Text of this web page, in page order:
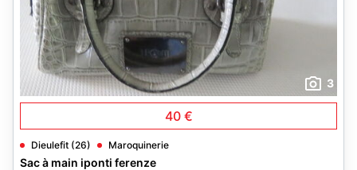
3
40 €
Dieulefit (26) Maroquinerie
Sac à main iponti ferenze